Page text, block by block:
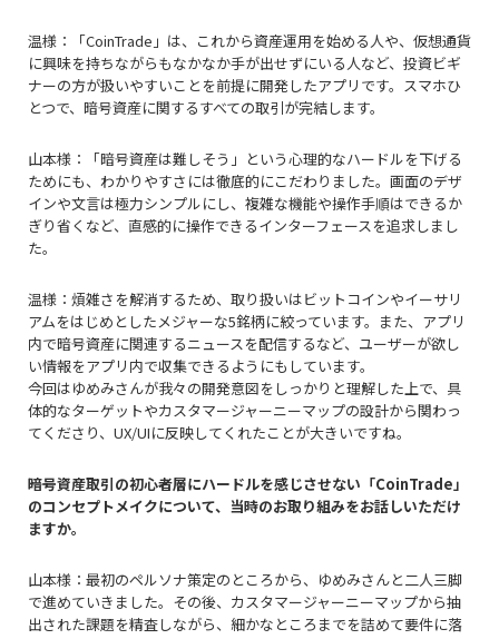
温様：「CoinTrade」は、これから資産運用を始める人や、仮想通貨
に興味を持ちながらもなかなか手が出せずにいる人など、投資ビギ
ナーの方が扱いやすいことを前提に開発したアプリです。スマホひ
とつで、暗号資産に関するすべての取引が完結します。
山本様：「暗号資産は難しそう」という心理的なハードルを下げる
ためにも、わかりやすさには徹底的にこだわりました。画面のデザ
インや文言は極力シンプルにし、複雑な機能や操作手順はできるか
ぎり省くなど、直感的に操作できるインターフェースを追求しまし
た。
温様：煩雑さを解消するため、取り扱いはビットコインやイーサリ
アムをはじめとしたメジャーな5銘柄に絞っています。また、アプリ
内で暗号資産に関連するニュースを配信するなど、ユーザーが欲し
い情報をアプリ内で収集できるようにもしています。
今回はゆめみさんが我々の開発意図をしっかりと理解した上で、具
体的なターゲットやカスタマージャーニーマップの設計から関わっ
てくださり、UX/UIに反映してくれたことが大きいですね。
――暗号資産取引の初心者層にハードルを感じさせない「CoinTrade」
のコンセプトメイクについて、当時のお取り組みをお話しいただけ
ますか。
山本様：最初のペルソナ策定のところから、ゆめみさんと二人三脚
で進めていきました。その後、カスタマージャーニーマップから抽
出された課題を精査しながら、細かなところまでを詰めて要件に落